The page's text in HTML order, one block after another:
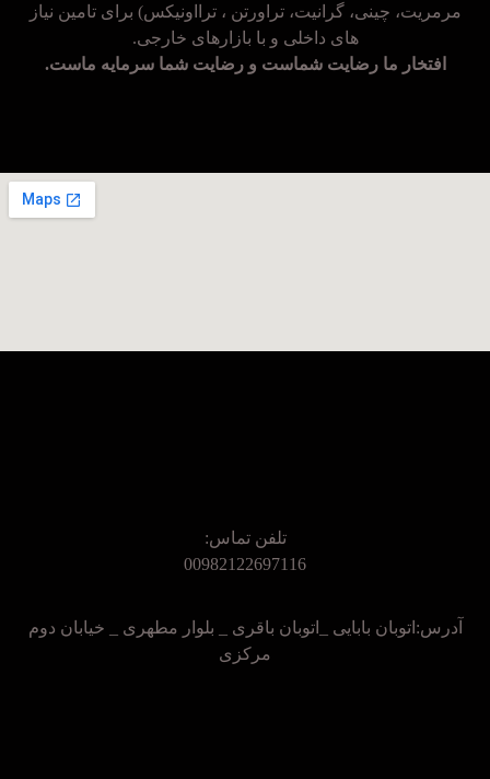
مرمریت، چینی، گرانیت، تراورتن ، ترااونیکس) برای تامین نیاز
های داخلی و با بازارهای خارجی.
افتخار ما رضایت شماست و رضایت شما سرمایه ماست.
تلفن تماس:
00982122697116
آدرس:اتوبان بابایی _اتوبان باقری _ بلوار مطهری _ خیابان دوم
مرکزی